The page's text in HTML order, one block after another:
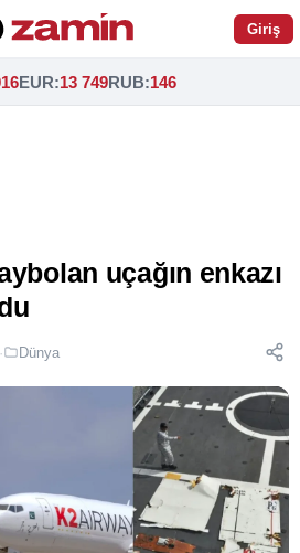
Giriş
EUR:13 749RUB:146
uçağın enkazı
· Dünya